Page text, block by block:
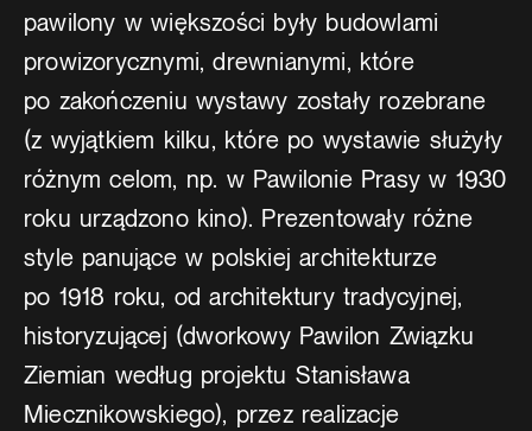
pawilony w większości były budowlami
prowizorycznymi, drewnianymi, które
po zakończeniu wystawy zostały rozebrane
(z wyjątkiem kilku, które po wystawie służyły
różnym celom, np. w Pawilonie Prasy w 1930
roku urządzono kino). Prezentowały różne
style panujące w polskiej architekturze
po 1918 roku, od architektury tradycyjnej,
historyzującej (dworkowy Pawilon Związku
Ziemian według projektu Stanisława
Miecznikowskiego), przez realizacje